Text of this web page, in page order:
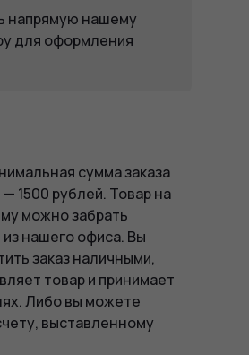
напрямую нашему
для оформления
сумма заказа
1500 рублей. Товар на
можно забрать
нашего офиса. Вы
заказ наличными,
товар и принимает
Либо вы можете
выставленному